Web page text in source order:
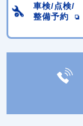
車検/点検/
整備予約